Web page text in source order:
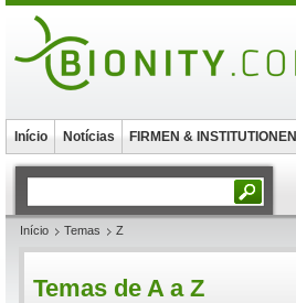
Início Temas Z
Temas de A a Z
Início Notícias FIRMEN & INSTITUTIONEN